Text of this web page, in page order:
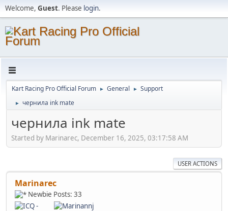
Welcome, Guest. Please login.
Kart Racing Pro Official Forum ► General ► Support
► чернила ink mate
чернила ink mate
Started by Marinarec, December 16, 2025, 03:17:58 AM
USER ACTIONS
Marinarec
Newbie Posts: 33